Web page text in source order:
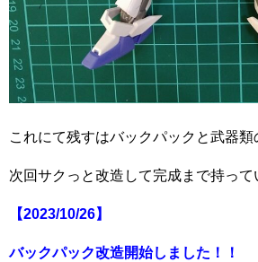
これにて残すはバックパックと武器類
次回サクっと改造して完成まで持って
【2023/10/26】
バックパック改造開始しました！！